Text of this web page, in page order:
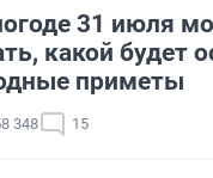
31 июля
какой будет
приметы
348 15